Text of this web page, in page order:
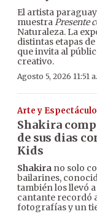
El artista
muestraPresente
Naturaleza. La
distintas etapas
que invita al
creativo.
Agosto 5, 2026 11:51
Arte y
Shakira
de sus dias
Kids
Shakira no solo
bailarines,
también los llevó
cantante recordó
fotografías y un